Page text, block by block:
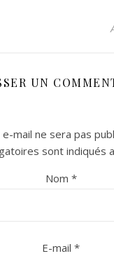
UN
mail ne sera pas
sont indiqués
Nom *
E-mail *